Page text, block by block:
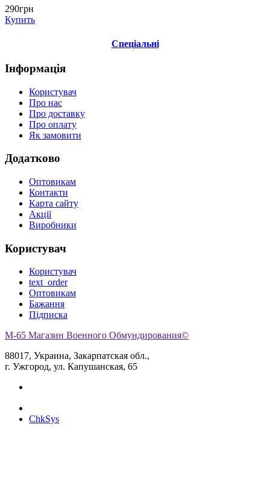
290грн
Купить
Спеціальні
Інформація
Користувач
Про нас
Про доставку
Про оплату
Як замовити
Додатково
Оптовикам
Контакти
Карта сайту
Акції
Виробники
Користувач
Користувач
text_order
Оптовикам
Бажання
Підписка
M-65 Магазин Военного Обмундирования©
88017, Украина, Закарпатская обл.,
г. Ужгород, ул. Капушанская, 65
ChkSys